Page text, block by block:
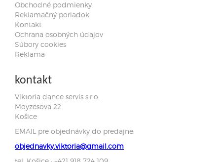
Obchodné podmienky
Reklamačný poriadok
Kontakt
Ochrana osobných údajov
Súbory cookies
Reklama
kontakt
Viktoria dance servis s.r.o.
Moyzesova 22
Košice
EMAIL pre objednávky do predajne:
objednavky.viktoria@gmail.com